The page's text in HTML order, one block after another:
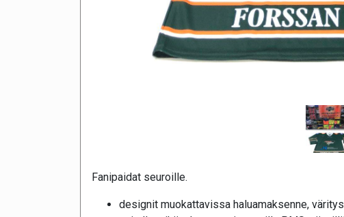
Fanipaidat seuroille.
designit muokattavissa haluamaksenne, väritys